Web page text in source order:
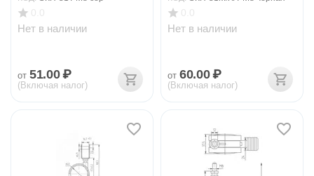
Нет в наличии
от 51.00 ₽
(Включая налог)
Нет в наличии
от 60.00 ₽
(Включая налог)